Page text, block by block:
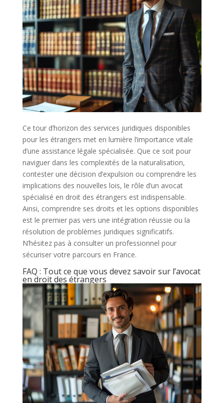
Ce tour d’horizon des services juridiques disponibles
pour les étrangers met en lumière l’importance vitale
d’une assistance légale spécialisée. Que ce soit pour
naviguer dans les complexités de la naturalisation,
contester une décision d’expulsion ou comprendre les
implications des nouvelles lois, le rôle d’un avocat
spécialisé en droit des étrangers est indispensable.
Ainsi, comprendre ses droits et les options disponibles
est le premier pas vers une intégration réussie ou la
résolution de problèmes juridiques significatifs.
N’hésitez pas à consulter un professionnel pour
sécuriser votre parcours en France.
FAQ : Tout ce que vous devez savoir sur l’avocat
en droit des étrangers